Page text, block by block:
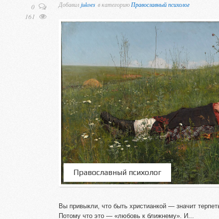
0
161
Добавил jukoes в категорию Православный психолог
Православный психолог
Вы привыкли, что быть христианкой — значит
Потому что это — «любовь к ближнему». И...